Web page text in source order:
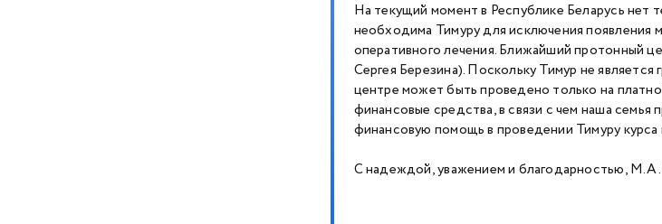
На текущий момент в Республике Беларусь нет
необходима Тимуру для исключения появления
оперативного лечения. Ближайший протонный
Сергея Березина). Поскольку Тимур не
центре может быть проведено только на
финансовые средства, в связи с чем наша семья
финансовую помощь в проведении Тимуру
С надеждой, уважением и благодарностью, М.А.